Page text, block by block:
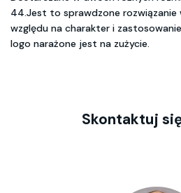
44.Jest to sprawdzone rozwiązanie
względu na charakter i
logo narażone jest na zużycie.
Skontaktuj